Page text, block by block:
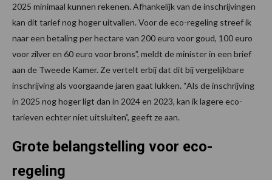
2025 minimaal kunnen rekenen. Afhankelijk van de inschrijvingen
kan dit tarief nog hoger uitvallen. Voor de eco-regeling streef ik
naar een betaling per hectare van 200 euro voor goud, 100 euro
voor zilver en 60 euro voor brons”, meldt de minister in een brief
aan de Tweede Kamer. Ze vertelt erbij dat dit bij vergelijkbare
inschrijving als voorgaande jaren gaat lukken. “Als de inschrijving
in 2025 nog hoger ligt dan in 2024 en 2023, kan ik lagere eco-
tarieven echter niet uitsluiten”, geeft ze aan.
Grote belangstelling voor eco-
regeling